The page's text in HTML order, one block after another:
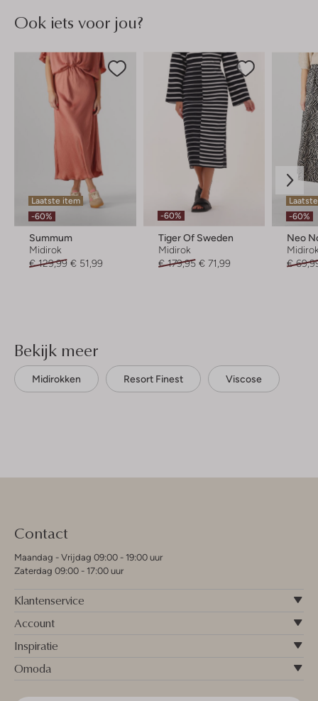
Ook iets voor jou?
Laatste item
-60%
Summum
Midirok
€ 129,99 € 51,99
-60%
Tiger Of Sweden
Midirok
€ 179,95 € 71,99
-60%
Neo
€
Bekijk meer
Midirokken Resort Finest Viscose
Contact
Maandag - Vrijdag 09:00 - 19:00 uur
Zaterdag 09:00 - 17:00 uur
Klantenservice
Account
Inspiratie
Omoda